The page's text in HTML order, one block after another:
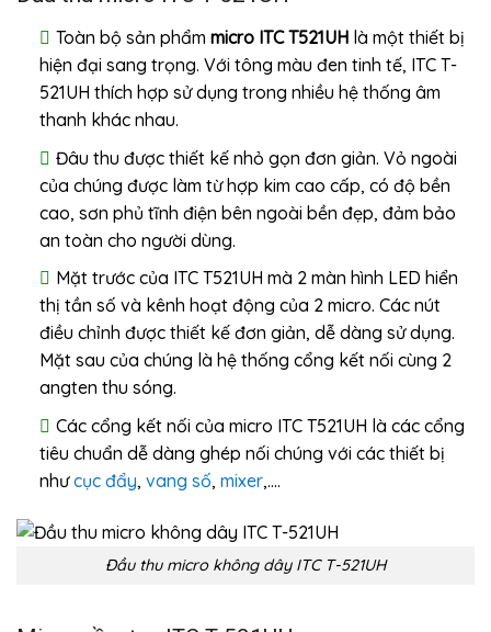
Toàn bộ sản phẩm micro ITC T521UHlà một thiết bị
hiện đại sang trọng. Với tông màu đen tinh tế, ITC T-
521UH thích hợp sử dụng trong nhiều hệ thống âm
thanh khác nhau.
Đâu thu được thiết kế nhỏ gọn đơn giản. Vỏ ngoài
của chúng được làm từ hợp kim cao cấp, có độ bền
cao, sơn phủ tĩnh điện bên ngoài bền đẹp, đảm bảo
an toàn cho người dùng.
Mặt trước của ITC T521UH mà 2 màn hình LED hiển
thị tần số và kênh hoạt động của 2 micro. Các nút
điều chỉnh được thiết kế đơn giản, dễ dàng sử dụng.
Mặt sau của chúng là hệ thống cổng kết nối cùng 2
angten thu sóng.
Các cổng kết nối của micro ITC T521UH là các cổng
tiêu chuẩn dễ dàng ghép nối chúng với các thiết bị
nhưcục đẩy, vang số, mixer,….
Đầu thu micro không dây ITC T-521UH